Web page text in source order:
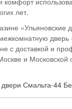
лет.
«Ульяновские
с доставкой и
и Московской
Смальта-44